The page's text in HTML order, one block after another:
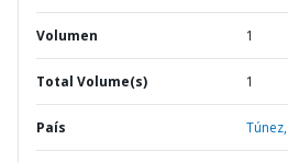
Volumen 1
Total Volume(s) 1
País Túnez,